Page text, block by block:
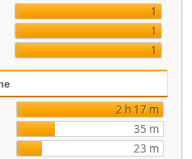
1
1
1
2 h 17 m
35 m
23 m